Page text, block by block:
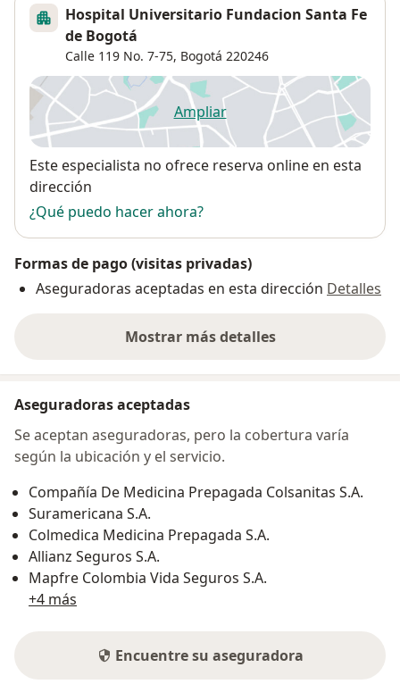
Hospital Universitario Fundacion Santa Fe
de Bogotá
Calle 119 No. 7-75, Bogotá 220246
Ampliarse abre en una nueva
Disponibilidad
Este especialista no ofrece reserva online en esta
dirección
¿Qué puedo hacer ahora?
Formas de pago (visitas privadas)
Aseguradoras aceptadas en esta dirección Detalles
Mostrar más detalles
sobre la dirección
Aseguradoras aceptadas
Se aceptan aseguradoras, pero la cobertura varía
según la ubicación y el servicio.
Compañía De Medicina Prepagada Colsanitas S.A.
Suramericana S.A.
Colmedica Medicina Prepagada S.A.
Allianz Seguros S.A.
Mapfre Colombia Vida Seguros S.A.
+4 más
Encuentre su aseguradora